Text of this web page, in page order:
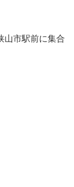
山市駅前に集合